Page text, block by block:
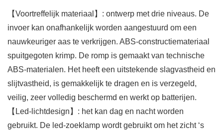
【Voortreffelijk materiaal】: ontwerp met drie niveaus. De
invoer kan onafhankelijk worden aangestuurd om een
nauwkeuriger aas te verkrijgen. ABS-constructiemateriaal
spuitgegoten krimp. De romp is gemaakt van technische
ABS-materialen. Het heeft een uitstekende slagvastheid en
slijtvastheid, is gemakkelijk te dragen en is verzegeld,
veilig, zeer volledig beschermd en werkt op batterijen.
【Led-lichtdesign】: het kan dag en nacht worden
gebruikt. De led-zoeklamp wordt gebruikt om het zicht ‘s